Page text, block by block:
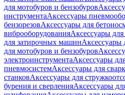
для мотобуров и бензобуров
инструментаАксессуары
бензорезовАксессуары для
виброоборудованияАксессуары для
для затирочных машинАксессуары
для мотобуров и бензобуров
электроинструментаАксессуары
пневмосистемАксессуары для
станковАксессуары для
бурения и сверленияАксессуары